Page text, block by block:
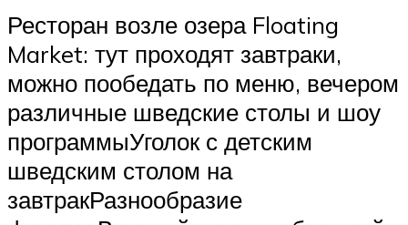
Ресторан возле озера Floating
Market: тут проходят завтраки,
можно пообедать по меню, вечером
различные шведские столы и шоу
программыУголок с детским
шведским столом на
завтракРазнообразие